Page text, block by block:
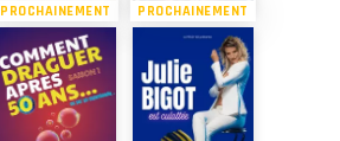
PROCHAINEMENT PROCHAINEMENT